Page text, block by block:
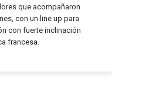
que acompañaron
con un line up para
con fuerte inclinación
francesa.